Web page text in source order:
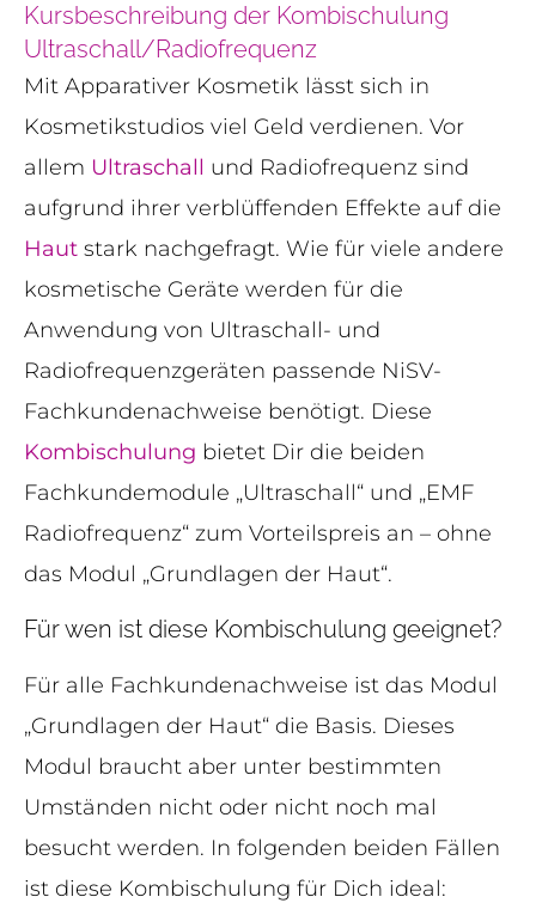
Kursbeschreibung der Kombischulung
Ultraschall/Radiofrequenz
Mit Apparativer Kosmetik lässt sich in
Kosmetikstudios viel Geld verdienen. Vor
allem Ultraschall und Radiofrequenz sind
aufgrund ihrer verblüffenden Effekte auf die
Haut stark nachgefragt. Wie für viele andere
kosmetische Geräte werden für die
Anwendung von Ultraschall- und
Radiofrequenzgeräten passende NiSV-
Fachkundenachweise benötigt. Diese
Kombischulung bietet Dir die beiden
Fachkundemodule „Ultraschall“ und „EMF
Radiofrequenz“ zum Vorteilspreis an – ohne
das Modul „Grundlagen der Haut“.
Für wen ist diese Kombischulung geeignet?
Für alle Fachkundenachweise ist das Modul
„Grundlagen der Haut“ die Basis. Dieses
Modul braucht aber unter bestimmten
Umständen nicht oder nicht noch mal
besucht werden. In folgenden beiden Fällen
ist diese Kombischulung für Dich ideal: